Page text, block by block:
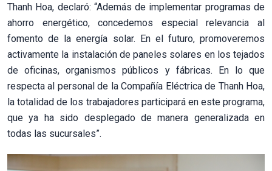
Thanh Hoa, declaró: “Además de implementar programas de
ahorro energético, concedemos especial relevancia al
fomento de la energía solar. En el futuro, promoveremos
activamente la instalación de paneles solares en los tejados
de oficinas, organismos públicos y fábricas. En lo que
respecta al personal de la Compañía Eléctrica de Thanh Hoa,
la totalidad de los trabajadores participará en este programa,
que ya ha sido desplegado de manera generalizada en
todas las sucursales”.